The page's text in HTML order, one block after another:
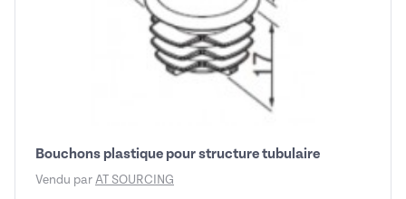
Bouchons plastique pour structure tubulaire
Vendu par AT SOURCING